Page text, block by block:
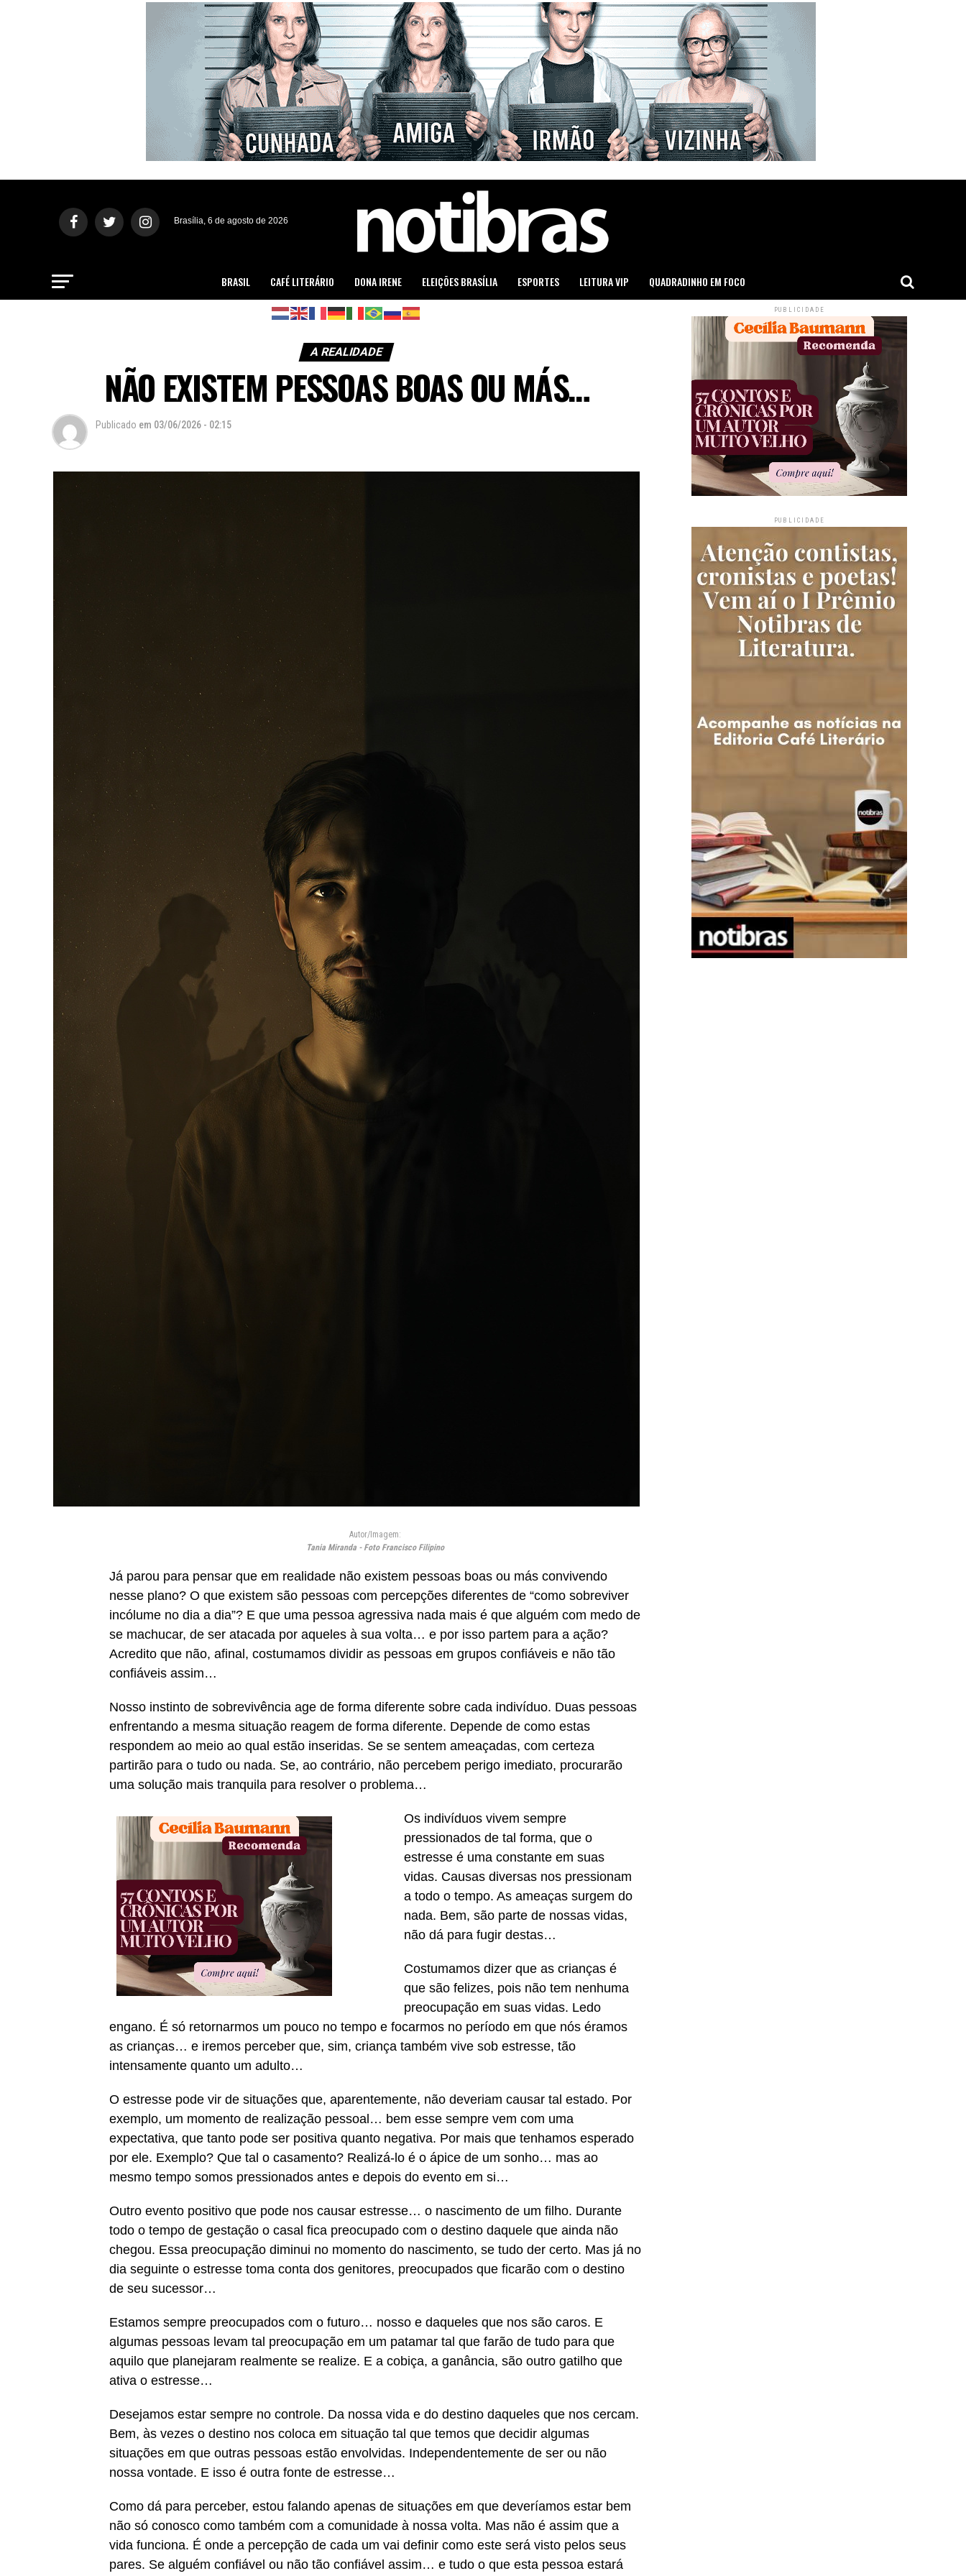
Brasília, 6 de agosto de 2026
BRASIL CAFÉ LITERÁRIO DONA IRENE ELEIÇÕES BRASÍLIA ESPORTES LEITURA VIP QUADRADINHO EM FOCO
A REALIDADE
NÃO EXISTEM PESSOAS BOAS OU MÁS…
Publicado em 03/06/2026 - 02:15
Autor/Imagem:
Tania Miranda - Foto Francisco Filipino
Já parou para pensar que em realidade não existem pessoas boas ou más convivendo
nesse plano? O que existem são pessoas com percepções diferentes de “como sobreviver
incólume no dia a dia”? E que uma pessoa agressiva nada mais é que alguém com medo de
se machucar, de ser atacada por aqueles à sua volta… e por isso partem para a ação?
Acredito que não, afinal, costumamos dividir as pessoas em grupos confiáveis e não tão
confiáveis assim…
Nosso instinto de sobrevivência age de forma diferente sobre cada indivíduo. Duas pessoas
enfrentando a mesma situação reagem de forma diferente. Depende de como estas
respondem ao meio ao qual estão inseridas. Se se sentem ameaçadas, com certeza
partirão para o tudo ou nada. Se, ao contrário, não percebem perigo imediato, procurarão
uma solução mais tranquila para resolver o problema…
Os indivíduos vivem sempre
pressionados de tal forma, que o
estresse é uma constante em suas
vidas. Causas diversas nos pressionam
a todo o tempo. As ameaças surgem do
nada. Bem, são parte de nossas vidas,
não dá para fugir destas…
Costumamos dizer que as crianças é
que são felizes, pois não tem nenhuma
preocupação em suas vidas. Ledo
engano. É só retornarmos um pouco no tempo e focarmos no período em que nós éramos
as crianças… e iremos perceber que, sim, criança também vive sob estresse, tão
intensamente quanto um adulto…
O estresse pode vir de situações que, aparentemente, não deveriam causar tal estado. Por
exemplo, um momento de realização pessoal… bem esse sempre vem com uma
expectativa, que tanto pode ser positiva quanto negativa. Por mais que tenhamos esperado
por ele. Exemplo? Que tal o casamento? Realizá-lo é o ápice de um sonho… mas ao
mesmo tempo somos pressionados antes e depois do evento em si…
Outro evento positivo que pode nos causar estresse… o nascimento de um filho. Durante
todo o tempo de gestação o casal fica preocupado com o destino daquele que ainda não
chegou. Essa preocupação diminui no momento do nascimento, se tudo der certo. Mas já no
dia seguinte o estresse toma conta dos genitores, preocupados que ficarão com o destino
de seu sucessor…
Estamos sempre preocupados com o futuro… nosso e daqueles que nos são caros. E
algumas pessoas levam tal preocupação em um patamar tal que farão de tudo para que
aquilo que planejaram realmente se realize. E a cobiça, a ganância, são outro gatilho que
ativa o estresse…
Desejamos estar sempre no controle. Da nossa vida e do destino daqueles que nos cercam.
Bem, às vezes o destino nos coloca em situação tal que temos que decidir algumas
situações em que outras pessoas estão envolvidas. Independentemente de ser ou não
nossa vontade. E isso é outra fonte de estresse…
Como dá para perceber, estou falando apenas de situações em que deveríamos estar bem
não só conosco como também com a comunidade à nossa volta. Mas não é assim que a
vida funciona. É onde a percepção de cada um vai definir como este será visto pelos seus
pares. Se alguém confiável ou não tão confiável assim… e tudo o que esta pessoa estará
PUBLICIDADE
PUBLICIDADE